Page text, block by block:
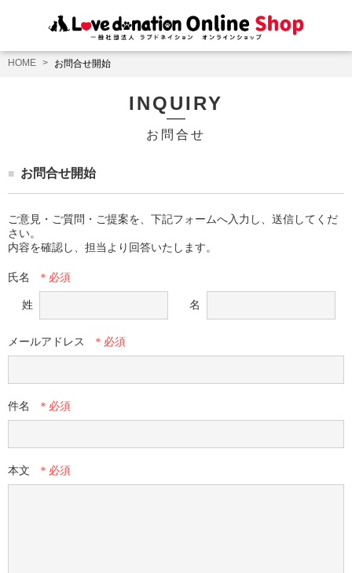
HOME お問合せ開始
INQUIRY
お問合せ
お問合せ開始
ご意見・ご質問・ご提案を、下記フォームへ入力し、送信してくだ
さい。
内容を確認し、担当より回答いたします。
氏名
姓 名
メールアドレス
件名
本文